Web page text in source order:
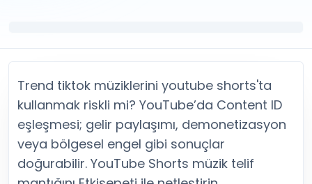
Twitter (X) Video İzlenme Satın Al
YouTube
YouTube Abone Satın Al
YouTube Beğeni Satın Al
YouTube İzlenme Satın Al
YouTube Yorum Satın Al
Tümünü Gör
Diğer ücretsiz araçlar
LinkedIn Araçları
Spotify Araçları
Telegram Araçları
Twitch Araçları
SoundCloud Araçları
Snapchat Araçları
Trend tiktok müziklerini youtube shorts'ta
kullanmak riskli mi? YouTube’da Content ID
eşleşmesi; gelir paylaşımı, demonetizasyon
veya bölgesel engel gibi sonuçlar
doğurabilir. YouTube Shorts müzik telif